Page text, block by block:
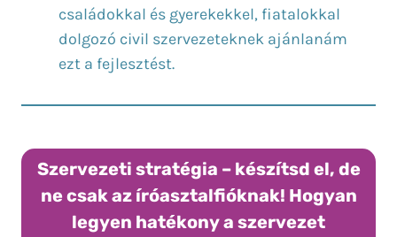
családokkal és gyerekekkel, fiatalokkal
dolgozó civil szervezeteknek ajánlanám
ezt a fejlesztést.
Szervezeti stratégia – készítsd el, de
ne csak az íróasztalfióknak! Hogyan
legyen hatékony a szervezet